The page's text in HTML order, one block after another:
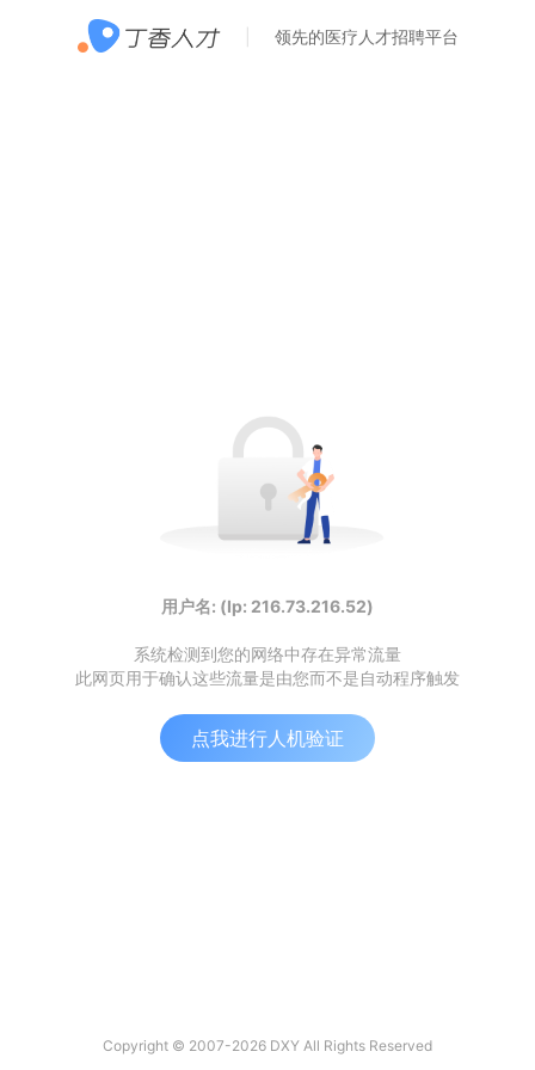
领先的医疗人才招聘平台
用户名: (Ip: 216.73.216.52)
系统检测到您的网络中存在异常流量
此网页用于确认这些流量是由您而不是自动程序触发
点我进行人机验证
Copyright © 2007-2026 DXY All Rights Reserved